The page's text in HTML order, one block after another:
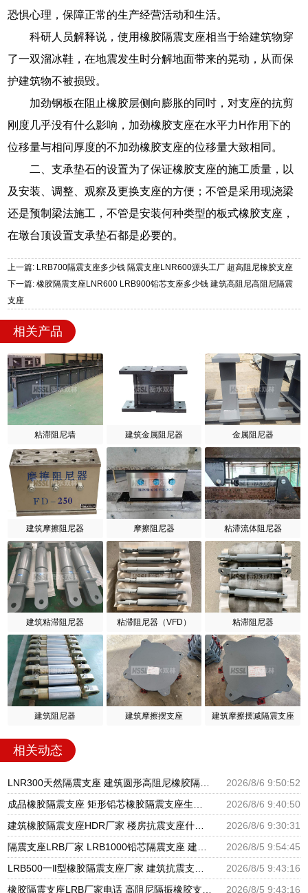
恐惧心理，保障正常的生产经营活动和生活。
科研人员解释说，使用橡胶隔震支座相当于给建筑物穿
了一双溜冰鞋，在地震发生时分解地面带来的晃动，从而保
护建筑物不被损毁。
加劲钢板在阻止橡胶层侧向膨胀的同吋，对支座的抗剪
刚度几乎没有什么影响，加劲橡胶支座在水平力H作用下的
位移量与相问厚度的不加劲橡胶支座的位移量大致相同。
二、支承垫石的设置为了保证橡胶支座的施工质量，以
及安装、调整、观察及更换支座的方便；不管是采用现浇梁
还是预制梁法施工，不管是安装何种类型的板式橡胶支座，
在墩台顶设置支承垫石都是必要的。
上一篇: LRB700隔震支座多少钱 隔震支座LNR600源头工厂 超高阻尼橡胶支座
下一篇: 橡胶隔震支座LNR600 LRB900铅芯支座多少钱 建筑高阻尼高阻尼隔震
支座
相关产品
粘滞阻尼墙 建筑金属阻尼器 金属阻尼器
建筑摩擦阻尼器 摩擦阻尼器 粘滞流体阻尼器
建筑粘滞阻尼器 粘滞阻尼器（VFD） 粘滞阻尼器
建筑阻尼器 建筑摩擦摆支座 建筑摩擦摆减隔震支座
相关动态
2026/8/6 9:50:52
2026/8/6 9:40:50
2026/8/6 9:30:31
2026/8/5 9:54:45
2026/8/5 9:43:16
2026/8/5 9:43:16